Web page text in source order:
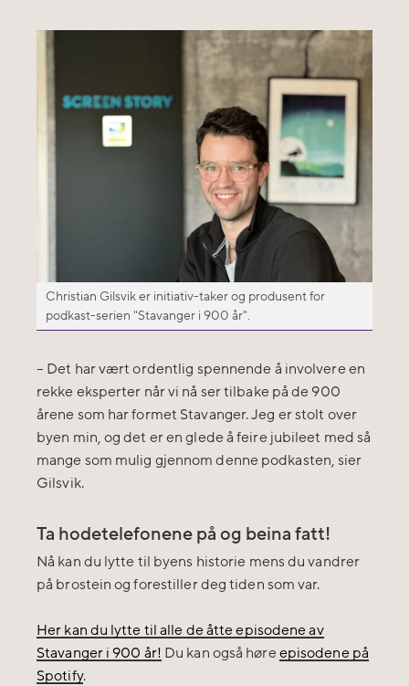
Christian Gilsvik er initiativ-taker og produsent for
podkast-serien "Stavanger i 900 år".
– Det har vært ordentlig spennende å involvere en
rekke eksperter når vi nå ser tilbake på de 900
årene som har formet Stavanger. Jeg er stolt over
byen min, og det er en glede å feire jubileet med så
mange som mulig gjennom denne podkasten, sier
Gilsvik.
Ta hodetelefonene på og beina fatt!
Nå kan du lytte til byens historie mens du vandrer
på brostein og forestiller deg tiden som var.
Her kan du lytte til alle de åtte episodene av
Stavanger i 900 år! Du kan også høre episodene på
Spotify.